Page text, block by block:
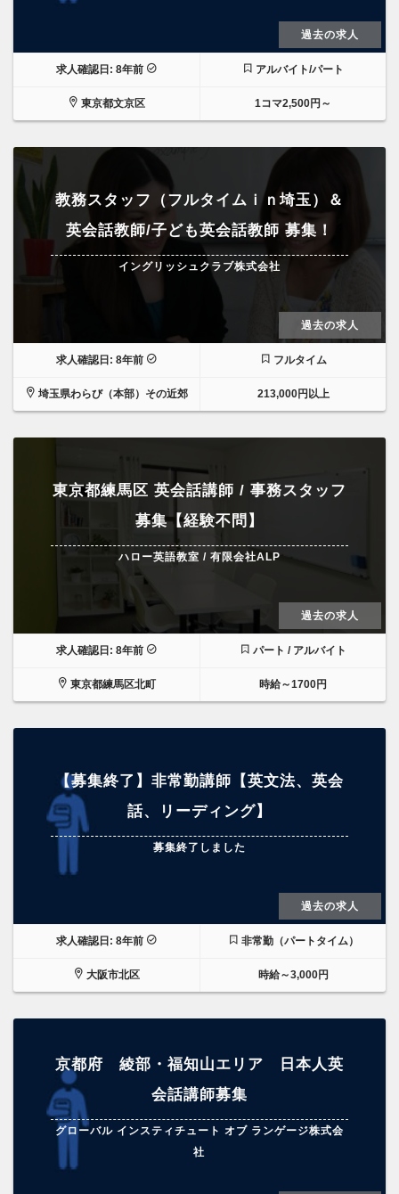
過去の求人
求人確認日: 8年前 アルバイト/パート
東京都文京区 1コマ2,500円～
教務スタッフ（フルタイムｉｎ埼玉）＆
英会話教師/子ども英会話教師 募集！
イングリッシュクラブ株式会社
過去の求人
求人確認日: 8年前 フルタイム
埼玉県わらび（本部）その近郊 213,000円以上
東京都練馬区 英会話講師 / 事務スタッフ
募集【経験不問】
ハロー英語教室 / 有限会社ALP
過去の求人
求人確認日: 8年前 パート / アルバイト
東京都練馬区北町 時給～1700円
【募集終了】非常勤講師【英文法、英会
話、リーディング】
募集終了しました
過去の求人
求人確認日: 8年前 非常勤（パートタイム）
大阪市北区 時給～3,000円
京都府 綾部・福知山エリア 日本人英
会話講師募集
グローバル インスティチュート オブ ランゲージ株式会
社